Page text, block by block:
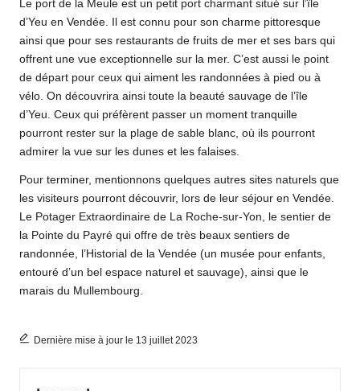
Le port de la Meule est un petit port charmant situé sur l’île
d’Yeu en Vendée. Il est connu pour son charme pittoresque
ainsi que pour ses restaurants de fruits de mer et ses bars qui
offrent une vue exceptionnelle sur la mer. C’est aussi le point
de départ pour ceux qui aiment les randonnées à pied ou à
vélo. On découvrira ainsi toute la beauté sauvage de l’île
d’Yeu. Ceux qui préfèrent passer un moment tranquille
pourront rester sur la plage de sable blanc, où ils pourront
admirer la vue sur les dunes et les falaises.
Pour terminer, mentionnons quelques autres sites naturels que
les visiteurs pourront découvrir, lors de leur séjour en Vendée.
Le Potager Extraordinaire de La Roche-sur-Yon, le sentier de
la Pointe du Payré qui offre de très beaux sentiers de
randonnée, l’Historial de la Vendée (un musée pour enfants,
entouré d’un bel espace naturel et sauvage), ainsi que le
marais du Mullembourg.
Dernière mise à jour le 13 juillet 2023